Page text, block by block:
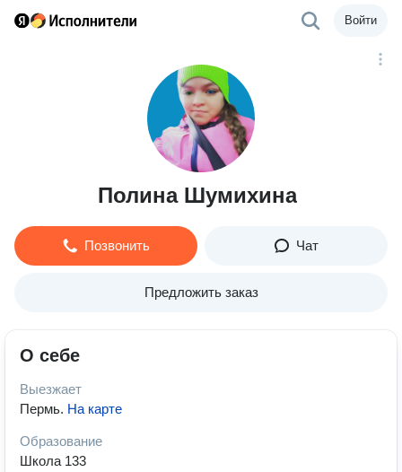
Войти
Полина Шумихина
Позвонить Чат
Предложить заказ
О себе
Выезжает
Пермь. На карте
Образование
Школа 133